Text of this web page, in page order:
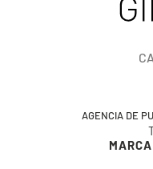
CA
AGENCIA DE